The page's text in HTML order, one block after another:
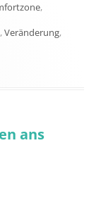
,
,Veränderung,
ans